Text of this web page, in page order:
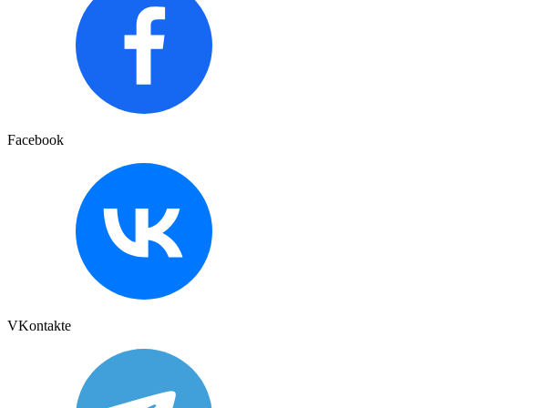
Facebook
VKontakte